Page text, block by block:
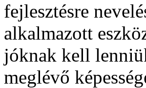
fejlesztésre
alkalmazott
jóknak kell
meglévő